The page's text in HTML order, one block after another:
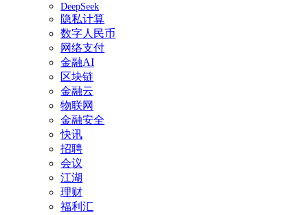
DeepSeek
隐私计算
数字人民币
网络支付
金融AI
区块链
金融云
物联网
金融安全
快讯
招聘
会议
江湖
理财
福利汇